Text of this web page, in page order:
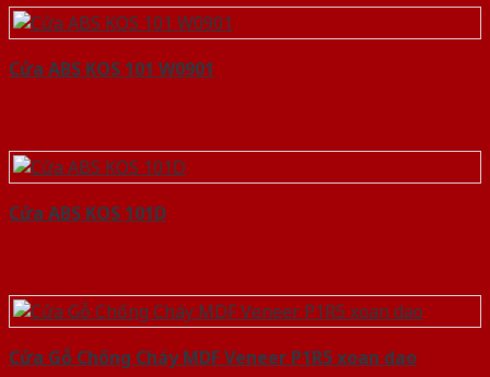
Cửa ABS KOS 101 W0901
Cửa ABS KOS 101D
Cửa Gỗ Chống Cháy MDF Veneer P1R5 xoan dao